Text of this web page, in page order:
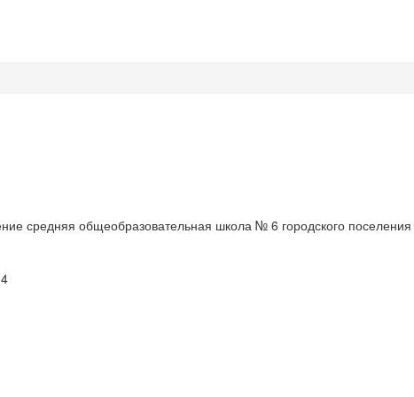
средняя общеобразовательная школа № 6 городского